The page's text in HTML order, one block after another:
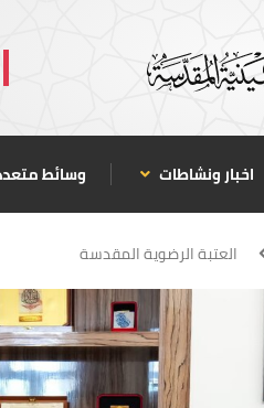
اخبار ونشاطات وسائط
العتبة الرضوية المقدسة